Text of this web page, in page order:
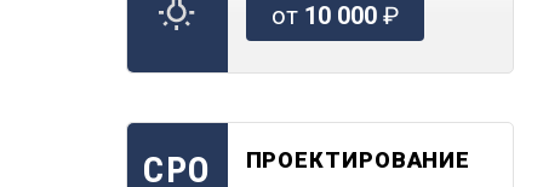
от 10 000₽
СРО ПРОЕКТИРОВАНИЕ